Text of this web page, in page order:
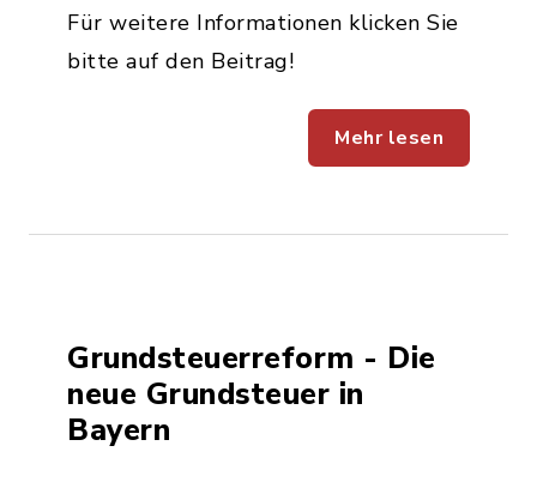
Für weitere Informationen klicken Sie
bitte auf den Beitrag!
Mehr lesen
Grundsteuerreform - Die
neue Grundsteuer in
Bayern